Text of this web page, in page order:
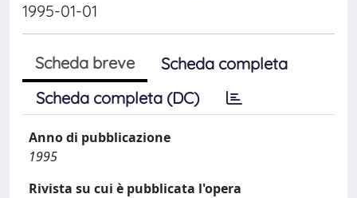
1995-01-01
Scheda breve
Scheda completa
Scheda completa (DC)
Anno di pubblicazione
1995
Rivista su cui è pubblicata l'opera